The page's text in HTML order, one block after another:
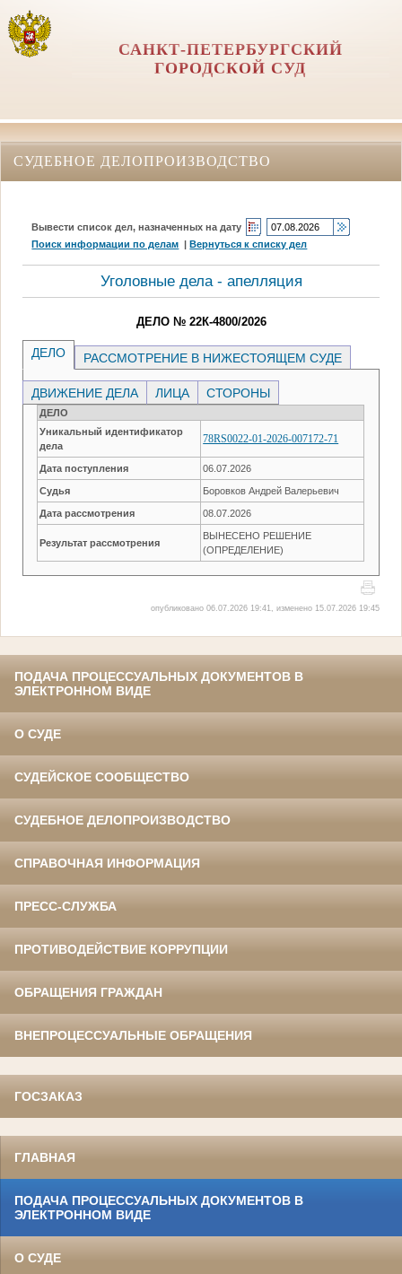
САНКТ-ПЕТЕРБУРГСКИЙ
ГОРОДСКОЙ СУД
СУДЕБНОЕ ДЕЛОПРОИЗВОДСТВО
Вывести список дел, назначенных на дату
Поиск информации по делам |Вернуться к списку дел
Уголовные дела - апелляция
ДЕЛО № 22К-4800/2026
ДЕЛО РАССМОТРЕНИЕ В НИЖЕСТОЯЩЕМ СУДЕ
ДВИЖЕНИЕ ДЕЛА ЛИЦА СТОРОНЫ
ДЕЛО
Уникальный идентификатор
дела
78RS0022-01-2026-007172-71
Дата поступления 06.07.2026
Судья Боровков Андрей Валерьевич
Дата рассмотрения 08.07.2026
Результат рассмотрения
ВЫНЕСЕНО РЕШЕНИЕ
(ОПРЕДЕЛЕНИЕ)
опубликовано 06.07.2026 19:41, изменено 15.07.2026 19:45
ПОДАЧА ПРОЦЕССУАЛЬНЫХ ДОКУМЕНТОВ В
ЭЛЕКТРОННОМ ВИДЕ
О СУДЕ
СУДЕЙСКОЕ СООБЩЕСТВО
СУДЕБНОЕ ДЕЛОПРОИЗВОДСТВО
СПРАВОЧНАЯ ИНФОРМАЦИЯ
ПРЕСС-СЛУЖБА
ПРОТИВОДЕЙСТВИЕ КОРРУПЦИИ
ОБРАЩЕНИЯ ГРАЖДАН
ВНЕПРОЦЕССУАЛЬНЫЕ ОБРАЩЕНИЯ
ГОСЗАКАЗ
ГЛАВНАЯ
ПОДАЧА ПРОЦЕССУАЛЬНЫХ ДОКУМЕНТОВ В
ЭЛЕКТРОННОМ ВИДЕ
О СУДЕ